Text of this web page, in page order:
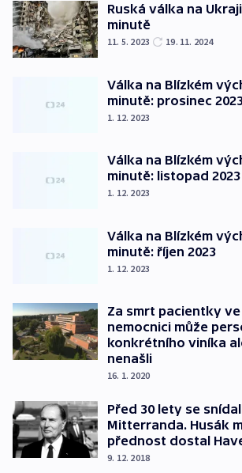
Ruská válka na
minutě
11. 5. 2023 19. 11. 2024
Válka na Blízkém
minutě: prosinec
1. 12. 2023
Válka na Blízkém
minutě: listopad 2023
1. 12. 2023
Válka na Blízkém
minutě: říjen 2023
1. 12. 2023
Za smrt pacientky
nemocnici může
konkrétního viníka
nenašli
16. 1. 2020
Před 30 lety se
Mitterranda. Husák
přednost dostal
9. 12. 2018